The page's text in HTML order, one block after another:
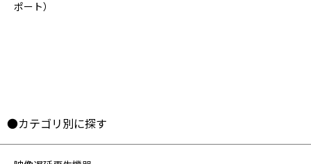
ポート）
●カテゴリ別に探す